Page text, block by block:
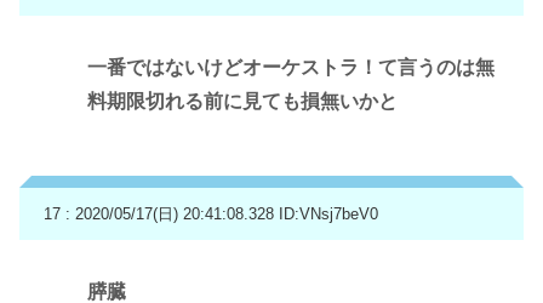
一番ではないけどオーケストラ！て言うのは無
料期限切れる前に見ても損無いかと
17 : 2020/05/17(日) 20:41:08.328 ID:VNsj7beV0
膵臓